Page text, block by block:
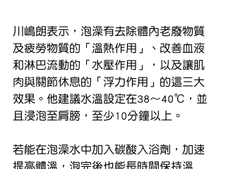
川嶋朗表示，泡澡有去除體內老廢物質
及疲勞物質的「溫熱作用」、改善血液
和淋巴流動的「水壓作用」，以及讓肌
肉與關節休息的「浮力作用」的這三大
效果。他建議水溫設定在38～40℃，並
且浸泡至肩膀，至少10分鐘以上。
若能在泡澡水中加入碳酸入浴劑，加速
提高體溫，泡完後也能長時間保持溫